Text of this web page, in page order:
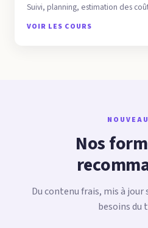
Suivi, planning, estimation des
VOIR LES COURS
Nos
Du contenu frais, mis à
besoins du